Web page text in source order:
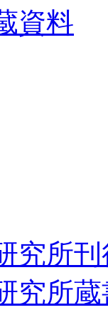
資料
究所
究所